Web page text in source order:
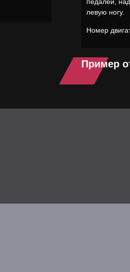
левую ногу.
Номер
Пример